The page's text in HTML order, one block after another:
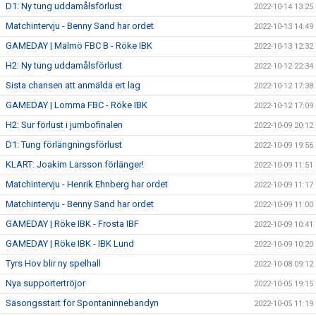
D1: Ny tung uddamålsförlust 2022-10-14 13:25
Matchintervju - Benny Sand har ordet 2022-10-13 14:49
GAMEDAY | Malmö FBC B - Röke IBK 2022-10-13 12:32
H2: Ny tung uddamålsförlust 2022-10-12 22:34
Sista chansen att anmälda ert lag 2022-10-12 17:38
GAMEDAY | Lomma FBC - Röke IBK 2022-10-12 17:09
H2: Sur förlust i jumbofinalen 2022-10-09 20:12
D1: Tung förlängningsförlust 2022-10-09 19:56
KLART: Joakim Larsson förlänger! 2022-10-09 11:51
Matchintervju - Henrik Ehnberg har ordet 2022-10-09 11:17
Matchintervju - Benny Sand har ordet 2022-10-09 11:00
GAMEDAY | Röke IBK - Frosta IBF 2022-10-09 10:41
GAMEDAY | Röke IBK - IBK Lund 2022-10-09 10:20
Tyrs Hov blir ny spelhall 2022-10-08 09:12
Nya supportertröjor 2022-10-05 19:15
Säsongsstart för Spontaninnebandyn 2022-10-05 11:19